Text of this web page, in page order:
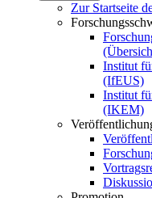
Zur Startseite
Institut
(IfEUS)
Institut
(IKEM)